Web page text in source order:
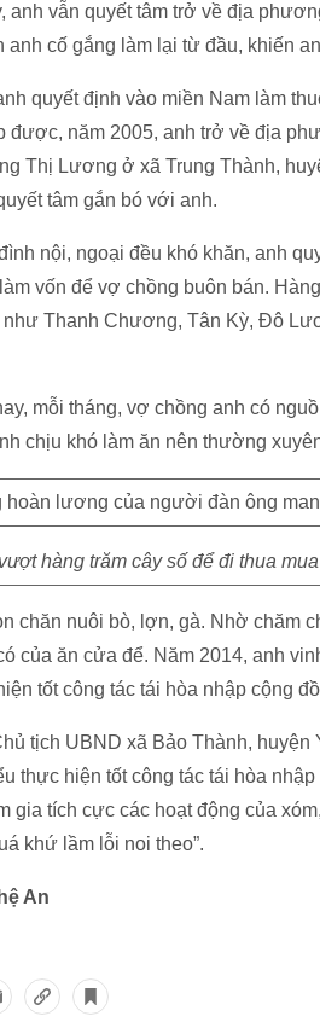
anh vẫn quyết tâm trở về địa
cố gắng làm lại từ đầu, khiến
quyết định vào miền Nam làm
được, năm 2005, anh trở về địa
Thị Lương ở xã Trung Thành,
tâm gắn bó với anh.
nội, ngoại đều khó khăn, anh
vốn để vợ chồng buôn bán.
như Thanh Chương, Tân Kỳ, Đô
mỗi tháng, vợ chồng anh có
chịu khó làm ăn nên thường
hàng trăm cây số để đi thua
chăn nuôi bò, lợn, gà. Nhờ chăm
của ăn cửa để. Năm 2014, anh
tốt công tác tái hòa nhập cộng
tịch UBND xã Bảo Thành, huyện
thực hiện tốt công tác tái hòa
gia tích cực các hoạt động của
khứ lầm lỗi noi theo”.
An